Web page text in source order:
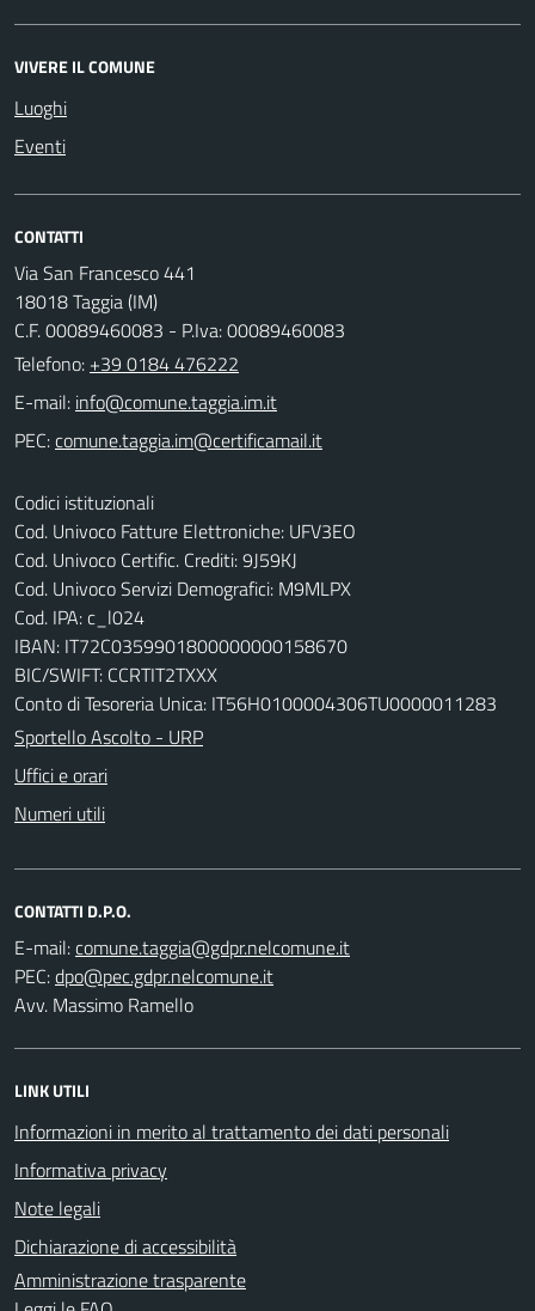
VIVERE IL COMUNE
Luoghi
Eventi
CONTATTI
Via San Francesco 441
18018 Taggia (IM)
C.F. 00089460083 - P.Iva: 00089460083
Telefono: +39 0184 476222
E-mail:
PEC:
Codici istituzionali
Cod. Univoco Fatture Elettroniche: UFV3EO
Cod. Univoco Certific. Crediti: 9J59KJ
Cod. Univoco Servizi Demografici: M9MLPX
Cod. IPA: c_l024
IBAN: IT72C0359901800000000158670
BIC/SWIFT: CCRTIT2TXXX
Conto di Tesoreria Unica: IT56H0100004306TU0000011283
Sportello Ascolto - URP
Uffici e orari
Numeri utili
CONTATTI D.P.O.
E-mail:
PEC:
Avv. Massimo Ramello
LINK UTILI
Informazioni in merito al trattamento dei dati personali
Informativa privacy
Note legali
Dichiarazione di accessibilità
Amministrazione trasparente